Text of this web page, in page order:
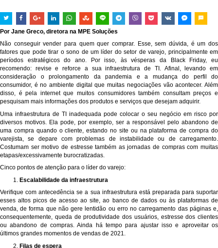
Por Jane Greco, diretora na MPE Soluções
Não conseguir vender para quem quer comprar. Esse, sem dúvida, é um dos
fatores que pode tirar o sono de um líder do setor de varejo, principalmente em
períodos estratégicos do ano. Por isso, às vésperas da Black Friday, eu
recomendo: revise e reforce a sua infraestrutura de TI. Afinal, levando em
consideração o prolongamento da pandemia e a mudança do perfil do
consumidor, é no ambiente digital que muitas negociações vão acontecer. Além
disso, é pela internet que muitos consumidores também consultam preços e
pesquisam mais informações dos produtos e serviços que desejam adquirir.
Uma infraestrutura de TI inadequada pode colocar o seu negócio em risco por
diversos motivos. Ela pode, por exemplo, ser a responsável pelo abandono de
uma compra quando o cliente, estando no site ou na plataforma de compra do
varejista, se depare com problemas de instabilidade ou de carregamento.
Costumam ser motivo de estresse também as jornadas de compras com muitas
etapas/excessivamente burocratizadas.
Cinco pontos de atenção para o líder do varejo:
Escalabilidade da infraestrutura
Verifique com antecedência se a sua infraestrutura está preparada para suportar
esses altos picos de acesso ao site, ao banco de dados ou às plataformas de
venda, de forma que não gere lentidão ou erro no carregamento das páginas e,
consequentemente, queda de produtividade dos usuários, estresse dos clientes
ou abandono de compras. Ainda há tempo para ajustar isso e aproveitar os
últimos grandes momentos de vendas de 2021.
Filas de espera